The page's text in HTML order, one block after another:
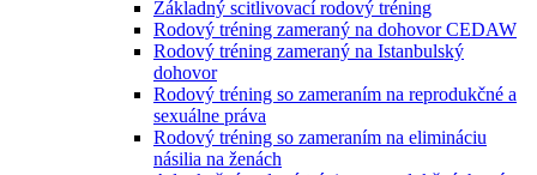
Základný scitlivovací rodový tréning
Rodový tréning zameraný na dohovor CEDAW
Rodový tréning zameraný na Istanbulský
dohovor
Rodový tréning so zameraním na reprodukčné a
sexuálne práva
Rodový tréning so zameraním na elimináciu
násilia na ženách